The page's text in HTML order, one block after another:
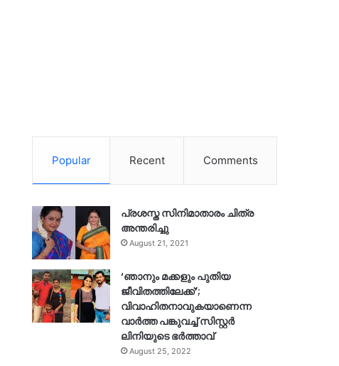
Popular Recent Comments
പ്രശസ്ത സിനിമാതാരം ചിത്ര
അന്തരിച്ചു
August 21, 2021
‘ഞാനും മക്കളും പുതിയ
ജീവിതത്തിലേക്ക്’;
വിവാഹിതനാവുകയാണെന്ന
വാർത്ത പങ്കുവച്ച് സിസ്റ്റർ
ലിനിയുടെ ഭർത്താവ്
August 25, 2022